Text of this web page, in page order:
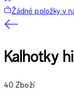
Žádné položky v
Kalhotky
40 Zboží